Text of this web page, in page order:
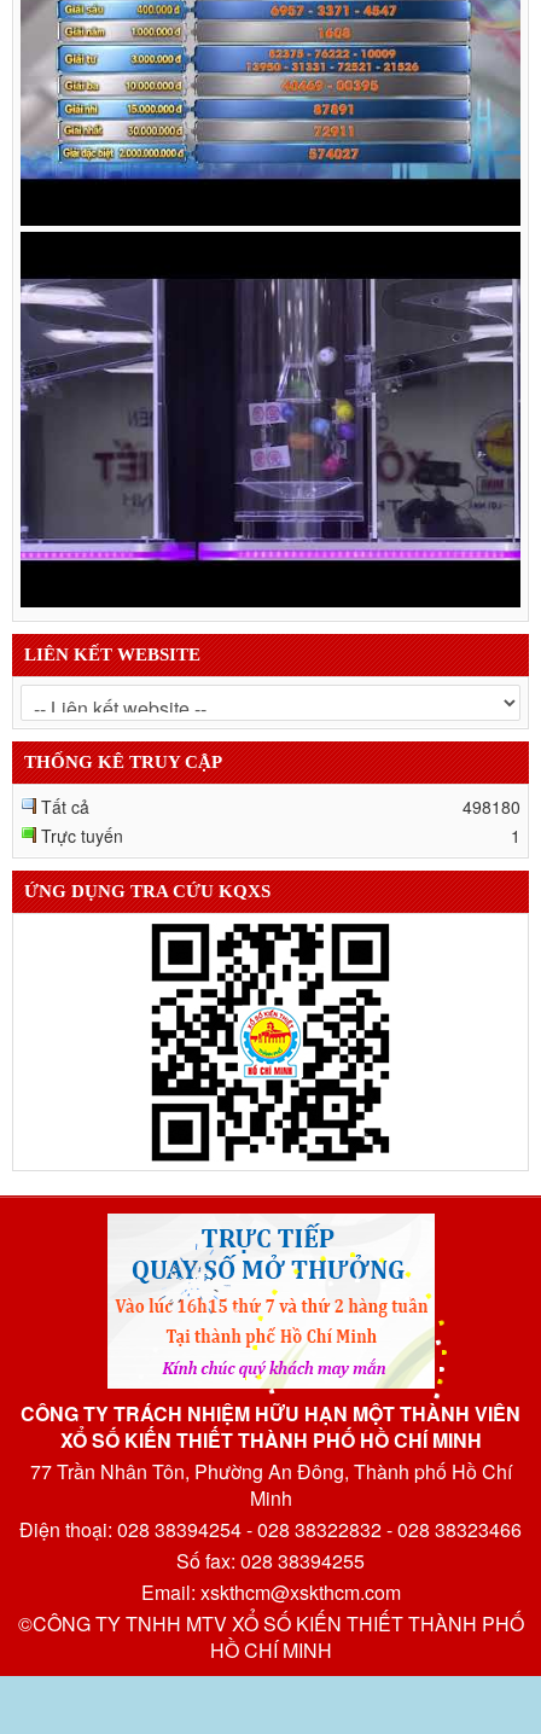
LIÊN KẾT WEBSITE
THỐNG KÊ TRUY CẬP
Tất cả
498180
Trực tuyến
1
ỨNG DỤNG TRA CỨU KQXS
CÔNG TY TRÁCH NHIỆM HỮU HẠN MỘT THÀNH VIÊN
XỔ SỐ KIẾN THIẾT THÀNH PHỐ HỒ CHÍ MINH
77 Trần Nhân Tôn, Phường An Đông, Thành phố Hồ Chí
Minh
Điện thoại: 028 38394254 - 028 38322832 - 028 38323466
Số fax: 028 38394255
Email: xskthcm@xskthcm.com
©CÔNG TY TNHH MTV XỔ SỐ KIẾN THIẾT THÀNH PHỐ
HỒ CHÍ MINH